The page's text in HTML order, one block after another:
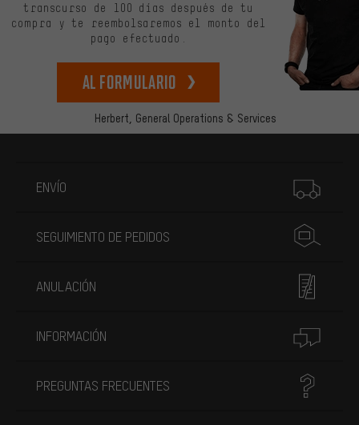
Herbert, General Operations & Services
transcurso de 100 días después de tu
compra y te reembolsaremos el monto del
pago efectuado.
Al formulario
ENVÍO
SEGUIMIENTO DE PEDIDOS
ANULACIÓN
INFORMACIÓN
PREGUNTAS FRECUENTES